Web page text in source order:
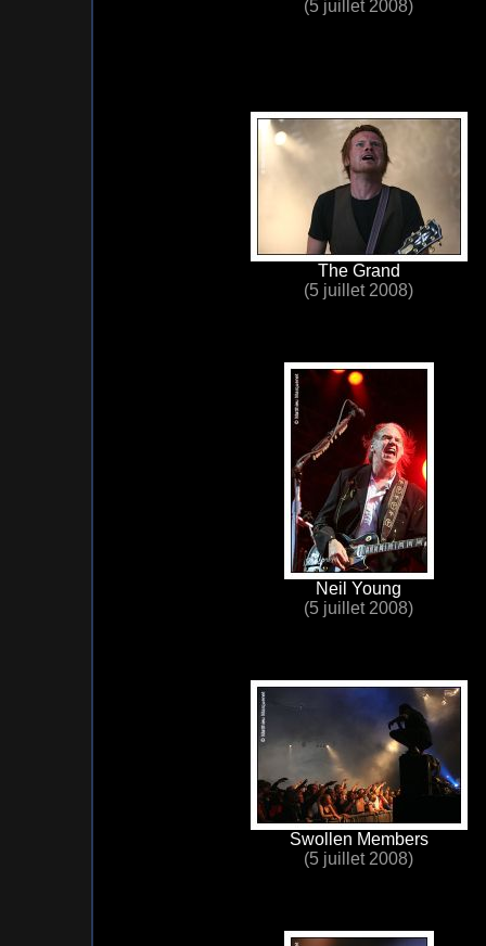
(5 juillet 2008)
The Grand
(5 juillet 2008)
Neil Young
(5 juillet 2008)
Swollen Members
(5 juillet 2008)